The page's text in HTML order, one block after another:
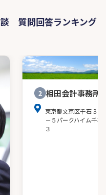
質問回答ランキング
2 相田会計事務所
東京都文京区千石３－
－５パークハイム千石
３